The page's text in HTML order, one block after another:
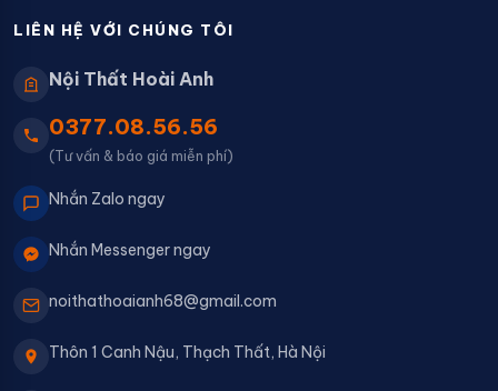
LIÊN HỆ VỚI CHÚNG TÔI
Nội Thất Hoài Anh
0377.08.56.56
(Tư vấn & báo giá miễn phí)
Nhắn Zalo ngay
Nhắn Messenger ngay
noithathoaianh68@gmail.com
Thôn 1 Canh Nậu, Thạch Thất, Hà Nội